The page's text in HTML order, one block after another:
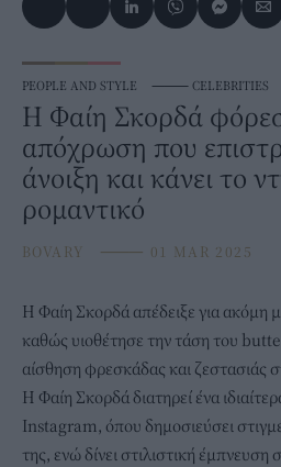
PEOPLE AND STYLE ⸻ CELEBRITIES
Η Φαίη Σκορδά
απόχρωση που
άνοιξη και κάνει το
ρομαντικό
BOVARY ⸻ 01 MAR 2025
Η Φαίη Σκορδά απέδειξε για ακόμη
καθώς υιοθέτησε την τάση του
αίσθηση φρεσκάδας και ζεστασιάς
Η Φαίη Σκορδά διατηρεί ένα
Instagram, όπου δημοσιεύσει
της, ενώ δίνει στιλιστική έμπνευση